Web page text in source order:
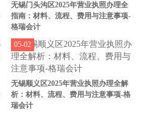
无锡门头沟区2025年营业执照办理全
指南：材料、流程、费用与注意事项-
格瑞会计
无锡顺义区2025年营业执照办理全解
析：材料、流程、费用与注意事项-格
瑞会计
05-02